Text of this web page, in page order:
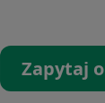
Zapytaj